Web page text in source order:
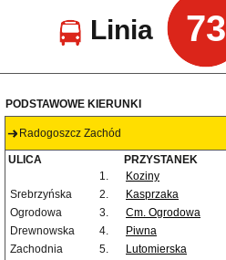
Linia 73
PODSTAWOWE KIERUNKI
Radogoszcz Zachód
ULICA PRZYSTANEK
1.
Koziny
Srebrzyńska
2. Kasprzaka
Ogrodowa
3. Cm. Ogrodowa
Drewnowska
4.
Piwna
Zachodnia
5. Lutomierska